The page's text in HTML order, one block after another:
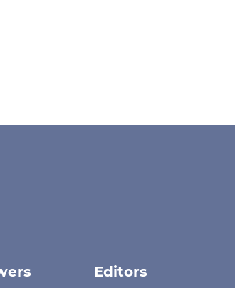
Editors